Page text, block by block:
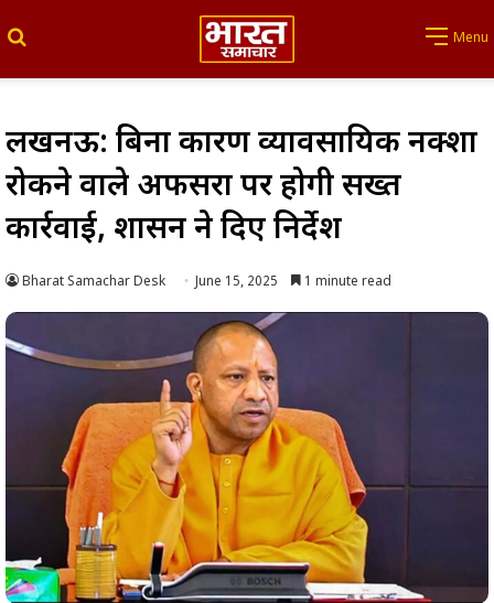
Menu
लखनऊ: बिना कारण व्यावसायिक नक्शा
रोकने वाले अफसरों पर होगी सख्त
कार्रवाई, शासन ने दिए निर्देश
Bharat Samachar Desk June 15, 2025 1 minute read